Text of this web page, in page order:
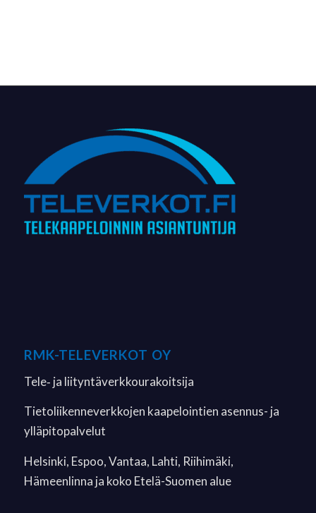
RMK-TELEVERKOT OY
Tele‐ ja liityntäverkkourakoitsija
Tietoliikenneverkkojen kaapelointien asennus- ja
ylläpitopalvelut
Helsinki, Espoo, Vantaa, Lahti, Riihimäki,
Hämeenlinna ja koko Etelä-Suomen alue